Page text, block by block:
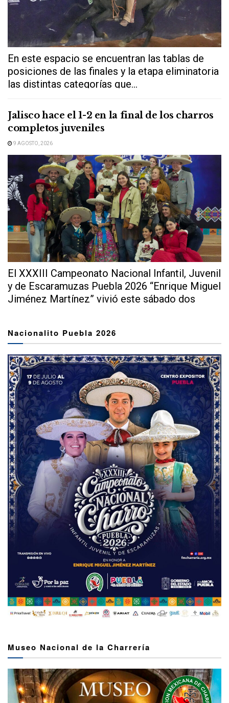
En este espacio se encuentran las tablas de
posiciones de las finales y la etapa eliminatoria
las distintas categorías que...
Jalisco hace el 1-2 en la final de los charros
completos juveniles
9 AGOSTO, 2026
El XXXIII Campeonato Nacional Infantil, Juvenil
y de Escaramuzas Puebla 2026 “Enrique Miguel
Jiménez Martínez” vivió este sábado dos
Nacionalito Puebla 2026
Museo Nacional de la Charrería